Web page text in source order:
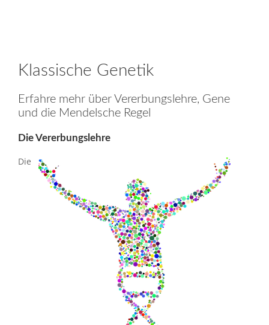
Klassische Genetik
Erfahre mehr über Vererbungslehre, Gene
und die Mendelsche Regel
Die Vererbungslehre
Die